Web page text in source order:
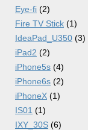
Eye-fi (2)
Fire TV Stick (1)
IdeaPad_U350 (3)
iPad2 (2)
iPhone5s (4)
iPhone6s (2)
iPhoneX (1)
IS01 (1)
IXY_30S (6)